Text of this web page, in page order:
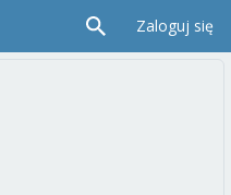
Zaloguj się